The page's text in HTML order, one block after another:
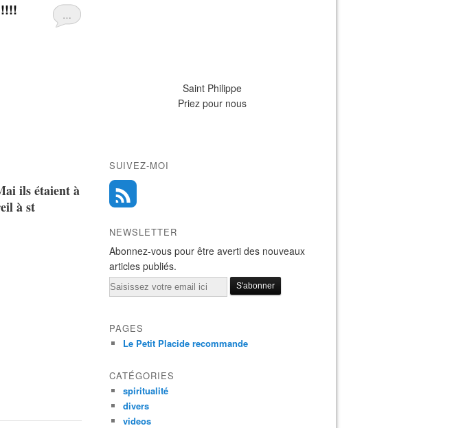
…
ils étaient à
à st
Saint Philippe
Priez pour nous
SUIVEZ-MOI
NEWSLETTER
Abonnez-vous pour être averti des nouveaux
articles publiés.
Email
PAGES
Le Petit Placide recommande
CATÉGORIES
spiritualité
divers
videos